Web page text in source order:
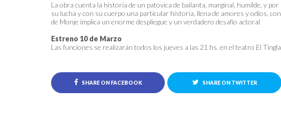
La obra cuenta la historia de un patovica de bailanta, marginal, humilde, y
su lucha y con su cuerpo una particular historia, llena de amores y odios,
de Monje implica un enorme despliegue y un verdadero desafío actoral
Estreno 10 de Marzo
Las funciones se realizarán todos los jueves a las 21 hs. en el teatro El
SHARE ON FACEBOOK SHARE ON TWITTER